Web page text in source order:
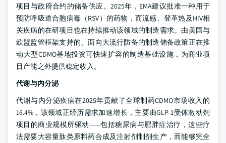
项目与政府合约的储备供应。2025年，EMA建议批准一种用于
预防呼吸道合胞病毒（RSV）的药物，而流感、登革热及HIV相
关疾病的在研项目也在持续推动该领域的制造需求。由美国与
欧盟监管框架支持的、面向大流行防备的制造储备政策正在推
动大型CDMO基地投资可快速扩容的制造基础设施，为商业项
目产能之外提供稳定收入。
代谢与内分泌
代谢与内分泌疾病在2025年贡献了全球制药CDMO市场收入的
16.4%，该领域正经历需求加速增长，主要由GLP-1受体激动剂
项目的商业规模所驱动——包括糖尿病与肥胖症治疗，这些疗
法需要大容量肽类原料药合成及注射剂制剂生产，而能够完全